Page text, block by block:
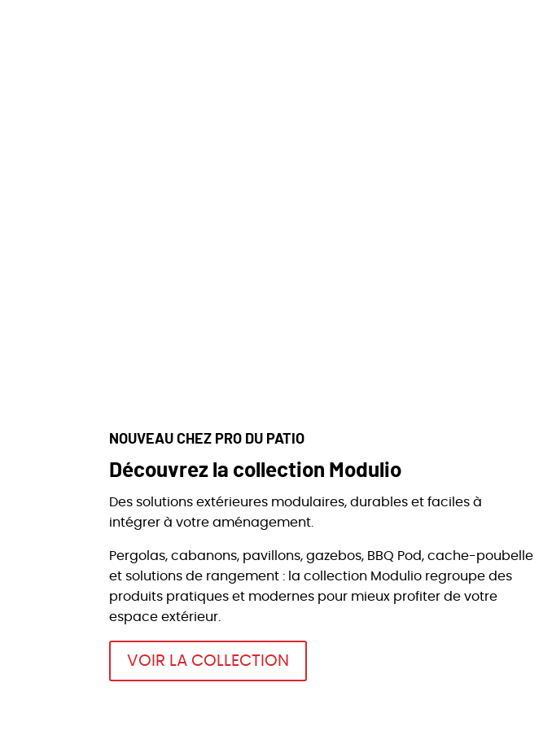
NOUVEAU CHEZ PRO DU PATIO
Découvrez la collection Modulio
Des solutions extérieures modulaires, durables et faciles à
intégrer à votre aménagement.
Pergolas, cabanons, pavillons, gazebos, BBQ Pod, cache-poubelle
et solutions de rangement : la collection Modulio regroupe des
produits pratiques et modernes pour mieux profiter de votre
espace extérieur.
VOIR LA COLLECTION